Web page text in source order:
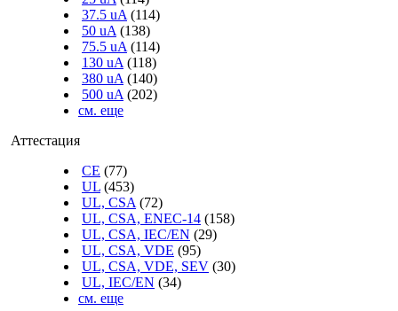
37.5 uA (114)
50 uA (138)
75.5 uA (114)
130 uA (118)
380 uA (140)
500 uA (202)
см. еще
Аттестация
CE (77)
UL (453)
UL, CSA (72)
UL, CSA, ENEC-14 (158)
UL, CSA, IEC/EN (29)
UL, CSA, VDE (95)
UL, CSA, VDE, SEV (30)
UL, IEC/EN (34)
см. еще